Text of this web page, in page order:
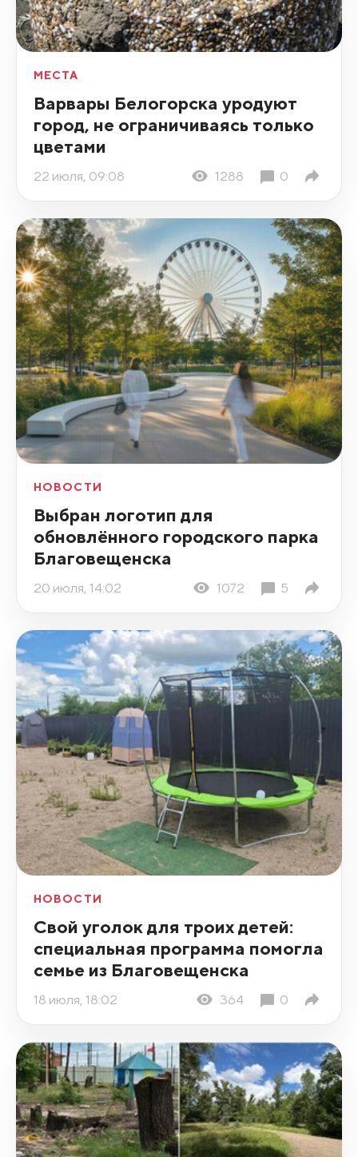
МЕСТА
Варвары Белогорска уродуют
город, не ограничиваясь только
цветами
22 июля, 09:08 1288 0
НОВОСТИ
Выбран логотип для
обновлённого городского парка
Благовещенска
20 июля, 14:02 1072 5
НОВОСТИ
Свой уголок для троих детей:
специальная программа помогла
семье из Благовещенска
18 июля, 18:02 364 0